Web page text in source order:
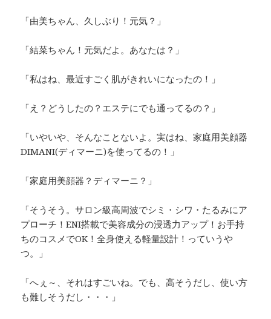
「由美ちゃん、久しぶり！元気？」
「結菜ちゃん！元気だよ。あなたは？」
「私はね、最近すごく肌がきれいになったの！」
「え？どうしたの？エステにでも通ってるの？」
「いやいや、そんなことないよ。実はね、家庭用美顔器
DIMANI(ディマーニ)を使ってるの！」
「家庭用美顔器？ディマーニ？」
「そうそう。サロン級高周波でシミ・シワ・たるみにア
プローチ！ENI搭載で美容成分の浸透力アップ！お手持
ちのコスメでOK！全身使える軽量設計！っていうや
つ。」
「へぇ～、それはすごいね。でも、高そうだし、使い方
も難しそうだし・・・」